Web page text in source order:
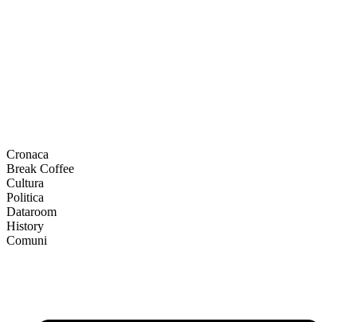
Cronaca
Break Coffee
Cultura
Politica
Dataroom
History
Comuni